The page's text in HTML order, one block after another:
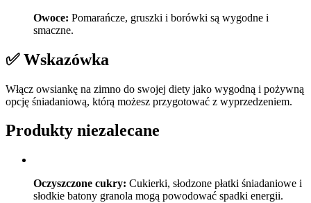
Owoce: Pomarańcze, gruszki i borówki są wygodne i
smaczne.
✅ Wskazówka
Włącz owsiankę na zimno do swojej diety jako wygodną i pożywną
opcję śniadaniową, którą możesz przygotować z wyprzedzeniem.
Produkty niezalecane
Oczyszczone cukry: Cukierki, słodzone płatki śniadaniowe i
słodkie batony granola mogą powodować spadki energii.